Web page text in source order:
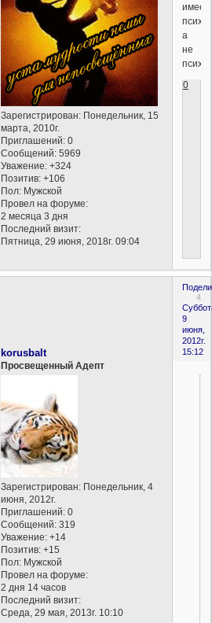
Зарегистрирован: Понедельник, 15
марта, 2010г.
Приглашений: 0
Сообщений: 5969
Уважение: +324
Позитив: +106
Пол: Мужской
Провел на форуме:
2 месяца 3 дня
Последний визит:
Пятница, 29 июня, 2018г. 09:04
имеет
а
не
0
4
9
июня,
2012г.
15:12
korusbalt
Просвещенный Адепт
Зарегистрирован: Понедельник, 4
июня, 2012г.
Приглашений: 0
Сообщений: 319
Уважение: +14
Позитив: +15
Пол: Мужской
Провел на форуме:
2 дня 14 часов
Последний визит:
Среда, 29 мая, 2013г. 10:10